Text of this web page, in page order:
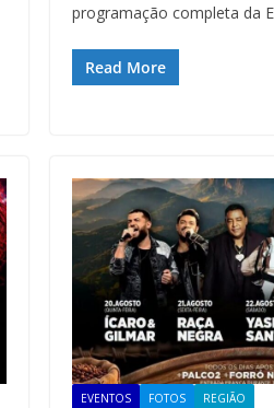
programação completa da
Read More
EVENTOS FOTOS REGIÃO